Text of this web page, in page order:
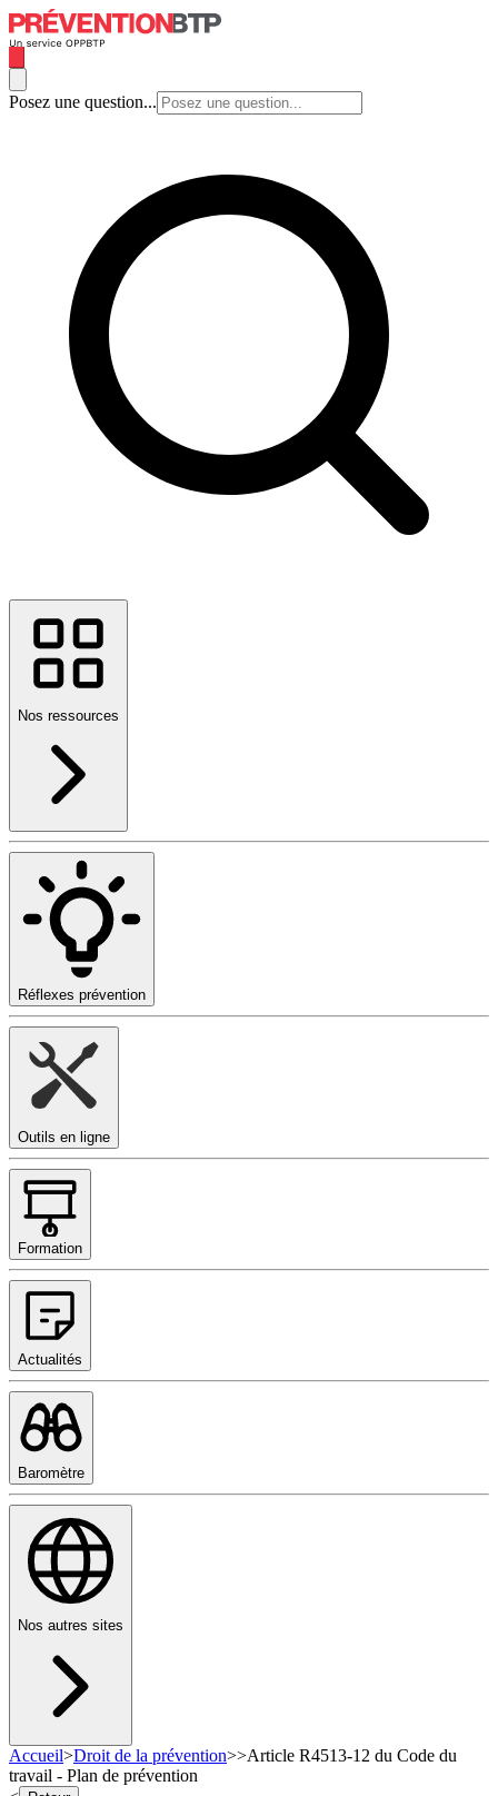
Posez une question...
Nos ressources
Réflexes prévention
Outils en ligne
Formation
Actualités
Baromètre
Nos autres sites
Accueil>Droit de la prévention>>Article R4513-12 du Code du
travail - Plan de prévention